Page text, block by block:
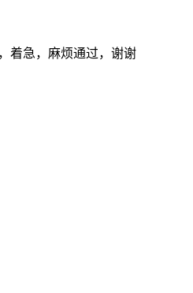
着急，麻烦通过，谢谢